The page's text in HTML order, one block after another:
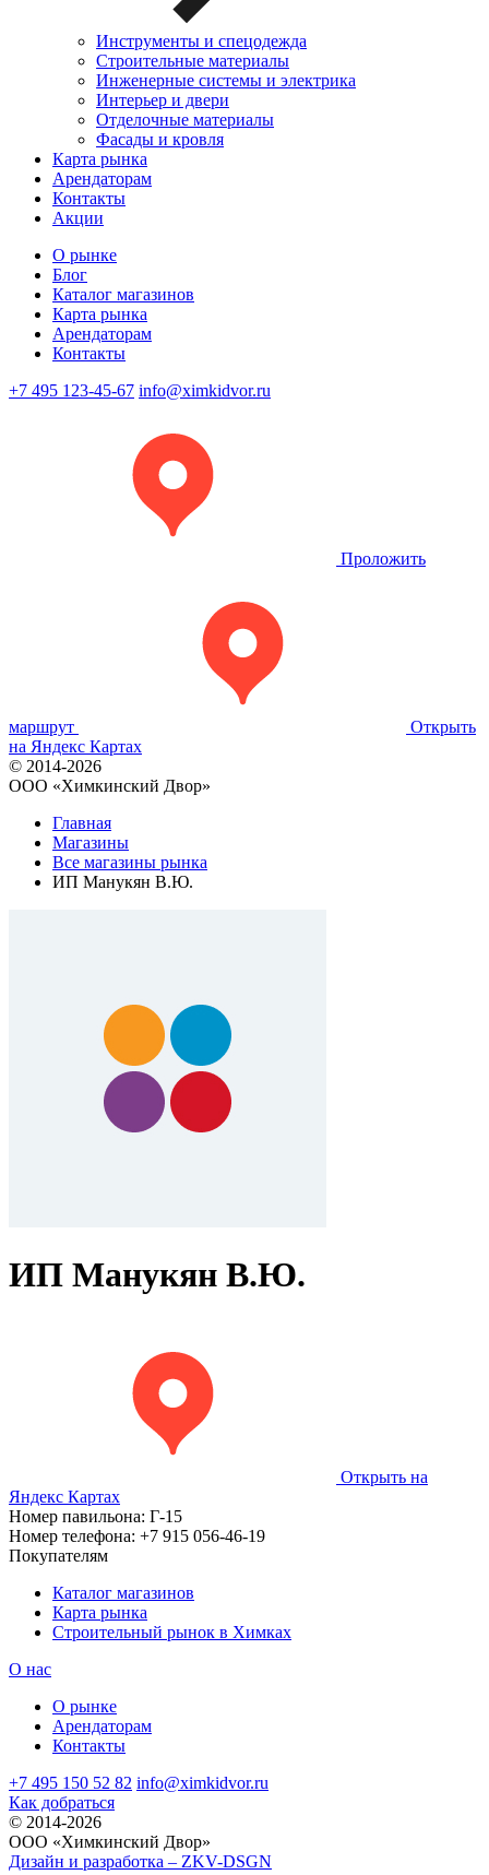
Инструменты и спецодежда
Строительные материалы
Инженерные системы и электрика
Интерьер и двери
Отделочные материалы
Фасады и кровля
Карта рынка
Арендаторам
Контакты
Акции
О рынке
Блог
Каталог магазинов
Карта рынка
Арендаторам
Контакты
+7 495 123-45-67 info@ximkidvor.ru
Проложить
маршрут
Открыть
на Яндекс Картах
© 2014-2026
OOO «Химкинский Двор»
Главная
Магазины
Все магазины рынка
ИП Манукян В.Ю.
ИП Манукян В.Ю.
Открыть на
Яндекс Картах
Номер павильона: Г-15
Номер телефона: +7 915 056-46-19
Покупателям
Каталог магазинов
Карта рынка
Строительный рынок в Химках
О нас
О рынке
Арендаторам
Контакты
+7 495 150 52 82 info@ximkidvor.ru
Как добраться
© 2014-2026
OOO «Химкинский Двор»
Дизайн и разработка – ZKV-DSGN